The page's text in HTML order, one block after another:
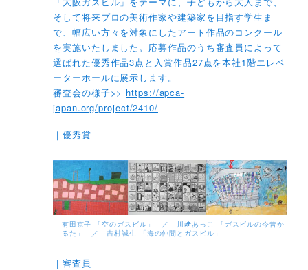
そして将来プロの美術作家や建築家を目指す学生ま
で、幅広い方々を対象にしたアート作品のコンクール
を実施いたしました。応募作品のうち審査員によって
選ばれた優秀作品3点と入賞作品27点を本社1階エレベ
ーターホールに展示します。
審査会の様子>> https://apca-
japan.org/project/2410/
｜優秀賞｜
有田京子 「空のガスビル」 ／ 川﨑あっこ 「ガスビルの今昔か
るた」 ／ 吉村誠生 「海の仲間とガスビル」
｜審査員｜